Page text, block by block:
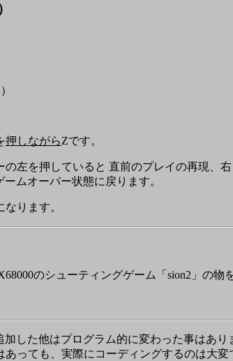
押しながらZです。
左を押していると 直前のプレイの再現、
ムオーバー状態に戻ります。
ります。
のシューティングゲーム「sion2」の物
した他はプログラム的に変わった事はあり
っても、実際にコーディングするのは大